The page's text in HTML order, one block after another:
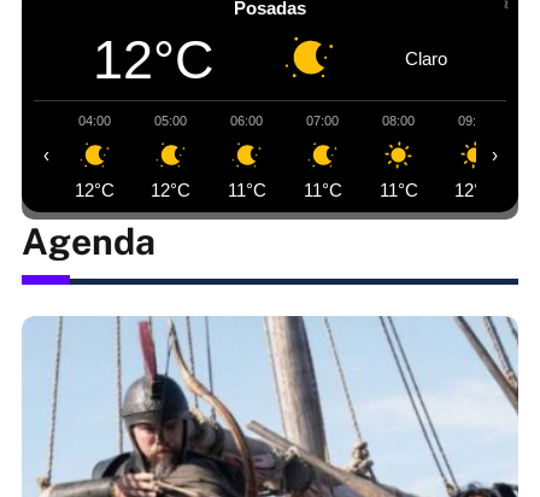
Posadas
12°C Claro
04:00
12°C
05:00
12°C
06:00
11°C
07:00
11°C
08:00
11°C
09:00
12°C
‹ ›
Agenda